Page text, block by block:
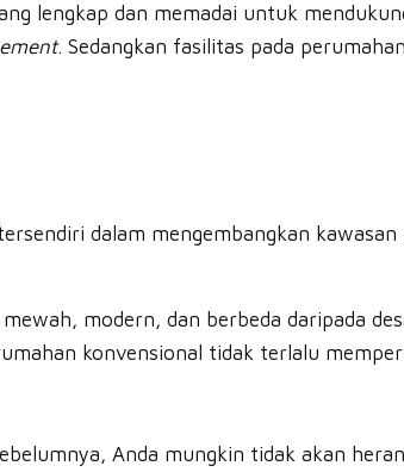
lengkap dan memadai untuk
. Sedangkan fasilitas pada
dalam mengembangkan
modern, dan berbeda daripada
konvensional tidak terlalu
Anda mungkin tidak akan